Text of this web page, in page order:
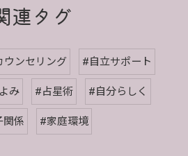
連タグ
ウンセリング #自立サポート
み #占星術 #自分らしく
関係 #家庭環境